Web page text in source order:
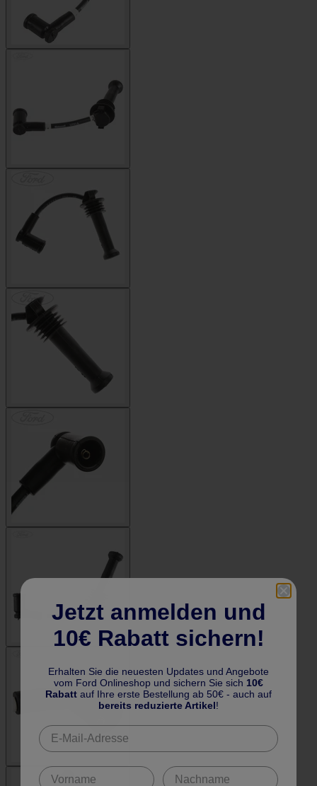
Jetzt anmelden und
10€ Rabatt sichern!
Erhalten Sie die neuesten Updates und Angebote
vom Ford Onlineshop und sichern Sie sich 10€
Rabatt auf Ihre erste Bestellung ab 50€ - auch auf
bereits reduzierte Artikel!